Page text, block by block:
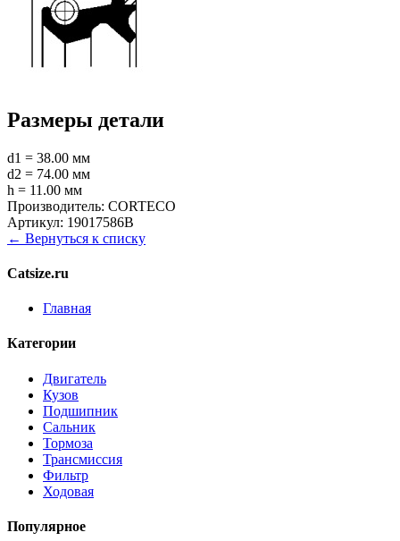
Размеры детали
d1 = 38.00 мм
d2 = 74.00 мм
h = 11.00 мм
Производитель: CORTECO
Артикул: 19017586B
← Вернуться к списку
Catsize.ru
Главная
Категории
Двигатель
Кузов
Подшипник
Сальник
Тормоза
Трансмиссия
Фильтр
Ходовая
Популярное